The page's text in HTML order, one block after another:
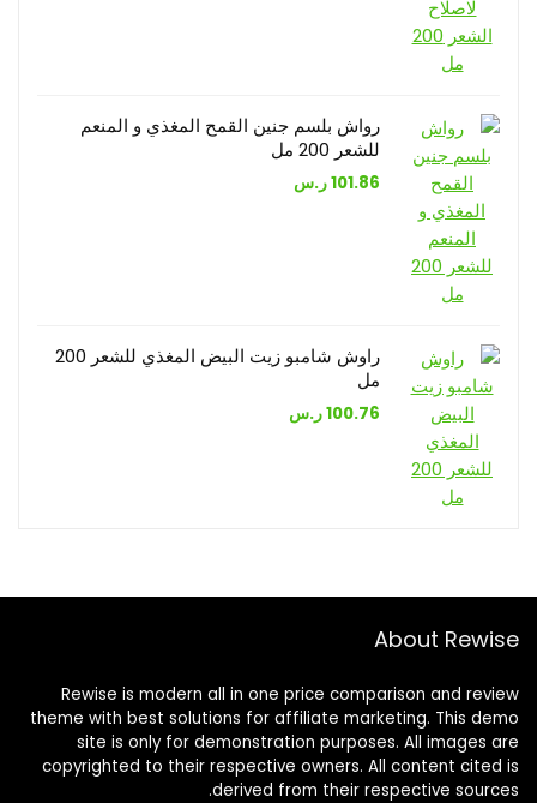
رواش بلسم جنين القمح المغذي و المنعم
للشعر 200 مل
101.86ر.س
راوش شامبو زيت البيض المغذي للشعر 200
مل
100.76ر.س
About Rewise
Rewise is modern all in one price comparison and review
theme with best solutions for affiliate marketing. This demo
site is only for demonstration purposes. All images are
copyrighted to their respective owners. All content cited is
derived from their respective sources.